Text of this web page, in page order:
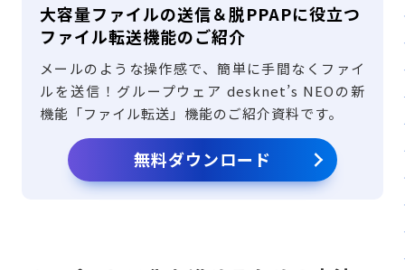
大容量ファイルの送信＆脱PPAPに役立つ
ファイル転送機能のご紹介
メールのような操作感で、簡単に手間なくファイ
ルを送信！グループウェア desknet’s NEOの新
機能「ファイル転送」機能のご紹介資料です。
無料ダウンロード